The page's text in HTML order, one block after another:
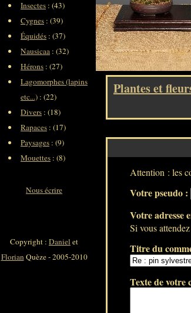
Plantes et
Attention : les
Votre pseudo :
Votre adresse
Si vous
Titre du
Texte de votre
Insectes : (43)
Cygnes : (39)
Équidés : (37)
Nausicaa : (32)
Hérons : (27)
Lagomorphes (lapins
etc...) : (22)
Divers : (18)
Rapaces : (17)
Paysages : (9)
Mouettes : (8)
Nous écrire
Copyright : Daniel et
FlorianQuèze - 2005-2010